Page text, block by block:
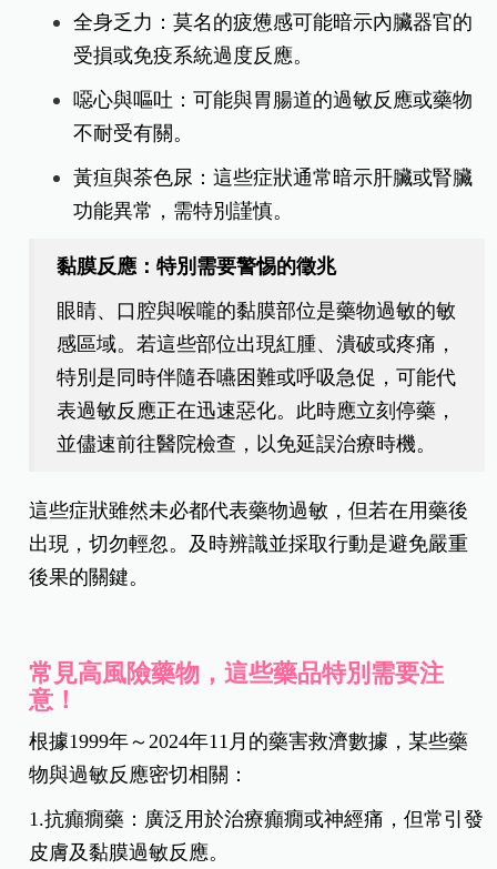
全身乏力：莫名的疲憊感可能暗示內臟器官的
受損或免疫系統過度反應。
噁心與嘔吐：可能與胃腸道的過敏反應或藥物
不耐受有關。
黃疸與茶色尿：這些症狀通常暗示肝臟或腎臟
功能異常，需特別謹慎。
黏膜反應：特別需要警惕的徵兆
眼睛、口腔與喉嚨的黏膜部位是藥物過敏的敏
感區域。若這些部位出現紅腫、潰破或疼痛，
特別是同時伴隨吞嚥困難或呼吸急促，可能代
表過敏反應正在迅速惡化。此時應立刻停藥，
並儘速前往醫院檢查，以免延誤治療時機。
這些症狀雖然未必都代表藥物過敏，但若在用藥後
出現，切勿輕忽。及時辨識並採取行動是避免嚴重
後果的關鍵。
常見高風險藥物，這些藥品特別需要注
意！
根據1999年～2024年11月的藥害救濟數據，某些藥
物與過敏反應密切相關：
1.抗癲癇藥：廣泛用於治療癲癇或神經痛，但常引發
皮膚及黏膜過敏反應。